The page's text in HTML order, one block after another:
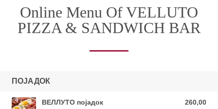
Online Menu Of VELLUTO
PIZZA & SANDWICH BAR
ПОЈАДОК
ВЕЛЛУТО појадок 260,00
260,00 MKD